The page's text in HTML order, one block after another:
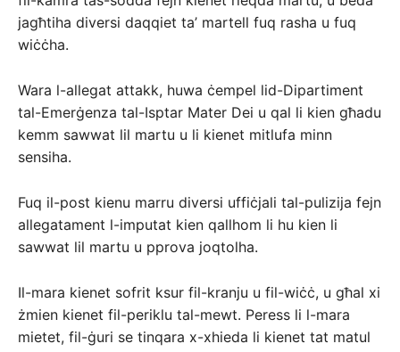
jagħtiha diversi daqqiet ta’ martell fuq rasha u fuq
wiċċha.
Wara l-allegat attakk, huwa ċempel lid-Dipartiment
tal-Emerġenza tal-Isptar Mater Dei u qal li kien għadu
kemm sawwat lil martu u li kienet mitlufa minn
sensiha.
Fuq il-post kienu marru diversi uffiċjali tal-pulizija fejn
allegatament l-imputat kien qallhom li hu kien li
sawwat lil martu u pprova joqtolha.
Il-mara kienet sofrit ksur fil-kranju u fil-wiċċ, u għal xi
żmien kienet fil-periklu tal-mewt. Peress li l-mara
mietet, fil-ġuri se tinqara x-xhieda li kienet tat matul